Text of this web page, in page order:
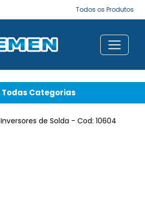
Todos os Produtos
Todas Categorias
Inversores de Solda - Cod: 10604